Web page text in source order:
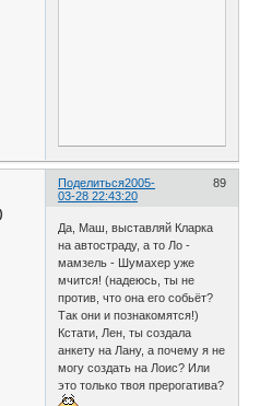
Поделиться 89
2005-
03-28 22:43:20
Да, Маш, выставляй Кларка
на автостраду, а то Ло -
мамзель - Шумахер уже
мчится! (надеюсь, ты не
против, что она его собьёт?
Так они и познакомятся!)
Кстати, Лен, ты создала
анкету на Лану, а почему я не
могу создать на Лоис? Или
это только твоя прерогатива?